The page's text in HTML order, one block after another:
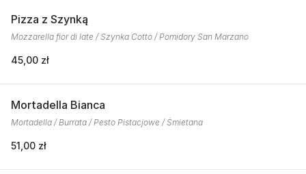
Pizza z Szynką
Mozzarella fior di late / Szynka Cotto / Pomidory San Marzano
45,00 zł
Mortadella Bianca
Mortadella / Burrata / Pesto Pistacjowe / Śmietana
51,00 zł